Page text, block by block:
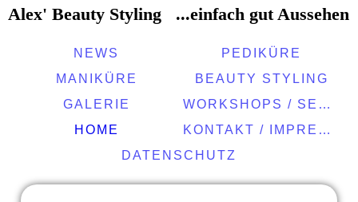
Alex' Beauty Styling ...einfach gut Aussehen
NEWS
PEDIKÜRE
MANIKÜRE
BEAUTY STYLING
GALERIE
WORKSHOPS / SEMINARE
HOME
KONTAKT / IMPRESSUM
DATENSCHUTZ